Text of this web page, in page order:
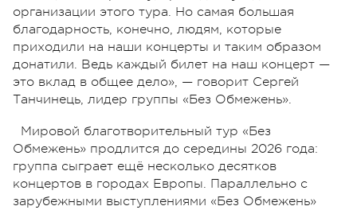
организации этого тура. Но самая большая
благодарность, конечно, людям, которые
приходили на наши концерты и таким образом
донатили. Ведь каждый билет на наш концерт —
это вклад в общее дело», — говорит Сергей
Танчинець, лидер группы «Без Обмежень».
Мировой благотворительный тур «Без
Обмежень» продлится до середины 2026 года:
группа сыграет ещё несколько десятков
концертов в городах Европы. Параллельно с
зарубежными выступлениями «Без Обмежень»